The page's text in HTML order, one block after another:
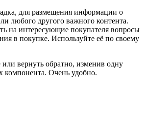
для размещения информации о
любого другого важного контента.
на интересующие покупателя вопросы
в покупке. Используйте её по своему
вернуть обратно, изменив одну
компонента. Очень удобно.